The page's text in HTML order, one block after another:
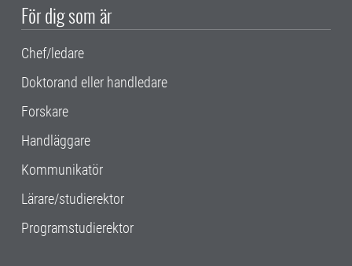
För dig som är
Chef/ledare
Doktorand eller handledare
Forskare
Handläggare
Kommunikatör
Lärare/studierektor
Programstudierektor